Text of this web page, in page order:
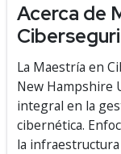
Acerca de
La Maestría en
New Hampshire
integral en la
cibernética.
la